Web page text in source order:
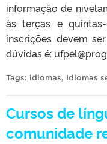
informação de
às terças e
inscrições devem
dúvidas é:
Tags: idiomas, Idiomas
Cursos de
comunidade